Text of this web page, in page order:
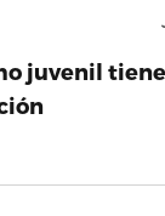
juvenil